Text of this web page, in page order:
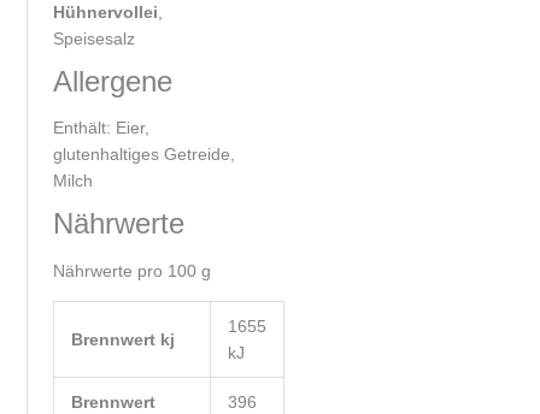
Hühnervollei
Speisesalz
Allergene
Enthält: Eier,
glutenhaltiges Getreide,
Milch
Nährwerte
Nährwerte pro 100 g
Brennwert kj
1655
kJ
Brennwert
396